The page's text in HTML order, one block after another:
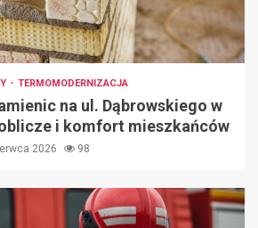
TERMOMODERNIZACJA
na ul. Dąbrowskiego w
i komfort mieszkańców
2026 98